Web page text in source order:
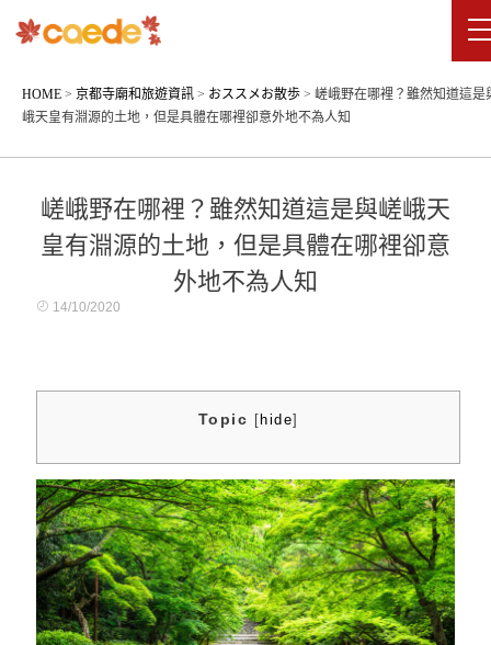
HOME > 京都寺廟和旅遊資訊 > おススメお散歩 > 嵯峨野在哪裡？雖然知道這是
峨天皇有淵源的土地，但是具體在哪裡卻意外地不為人知
嵯峨野在哪裡？雖然知道這是與嵯峨天
皇有淵源的土地，但是具體在哪裡卻意
外地不為人知
14/10/2020
Topic [ hide]